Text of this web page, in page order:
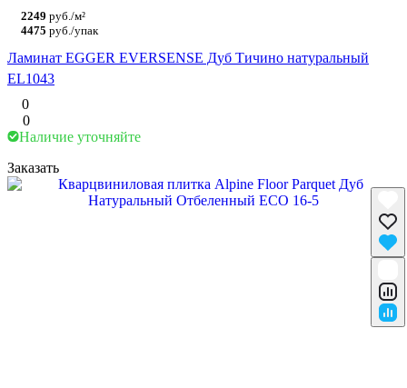
2249 руб./м²
4475 руб./упак
Ламинат EGGER EVERSENSE Дуб Тичино натуральный
EL1043
0
0
Наличие уточняйте
Заказать